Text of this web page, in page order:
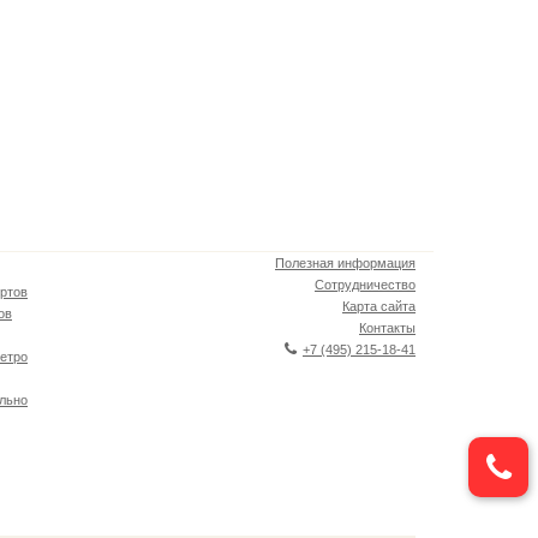
Полезная информация
Сотрудничество
Карта сайта
Контакты
+7 (495) 215-18-41